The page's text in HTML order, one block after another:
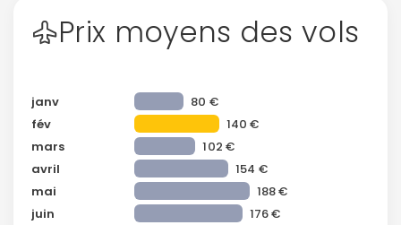
Prix moyens des vols
janv
80 €
fév
140 €
mars
102 €
avril
154 €
mai
188 €
juin
176 €